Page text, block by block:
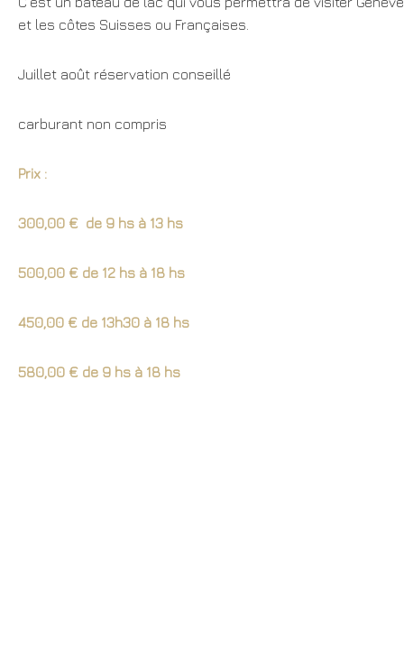
et les côtes Suisses ou Françaises.
Juillet août réservation conseillé
carburant non compris
Prix :
300,00 € de 9 hs à 13 hs
500,00 € de 12 hs à 18 hs
450,00 € de 13h30 à 18 hs
580,00 € de 9 hs à 18 hs